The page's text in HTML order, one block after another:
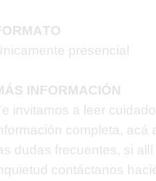
presencial
INFORMACIÓN
invitamos a leer
completa, acá
dudas frecuentes, si
contáctanos